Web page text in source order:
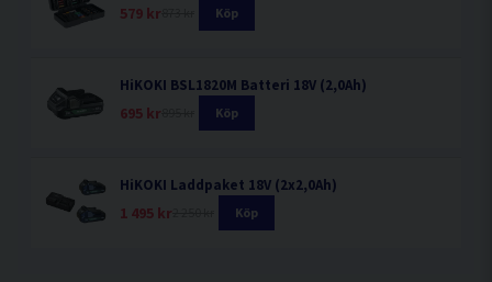
579 kr Köp
HiKOKI BSL1820M Batteri 18V (2,0Ah)
695 kr Köp
HiKOKI Laddpaket 18V (2x2,0Ah)
1 495 kr Köp